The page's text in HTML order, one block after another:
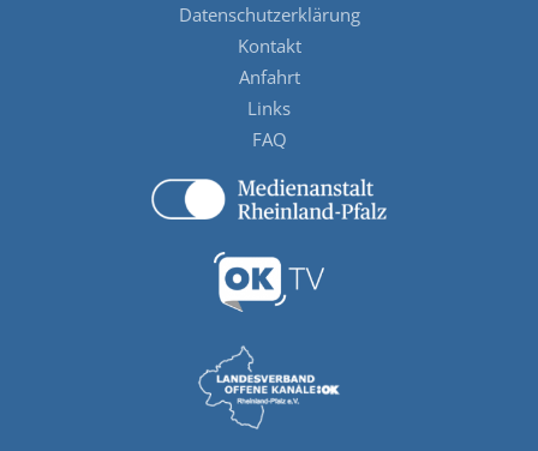
Datenschutzerklärung
Kontakt
Anfahrt
Links
FAQ